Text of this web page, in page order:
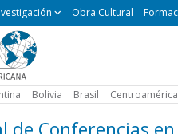
Obra Cultural
Bolivia Brasil Centroamérica